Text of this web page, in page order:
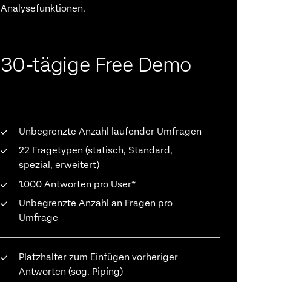
Analysefunktionen.
30-tägige Free Demo
Unbegrenzte Anzahl laufender Umfragen
22 Fragetypen (statisch, Standard,
spezial, erweitert)
1.000 Antworten pro User*
Unbegrenzte Anzahl an Fragen pro
Umfrage
Platzhalter zum Einfügen vorheriger
Antworten (sog. Piping)